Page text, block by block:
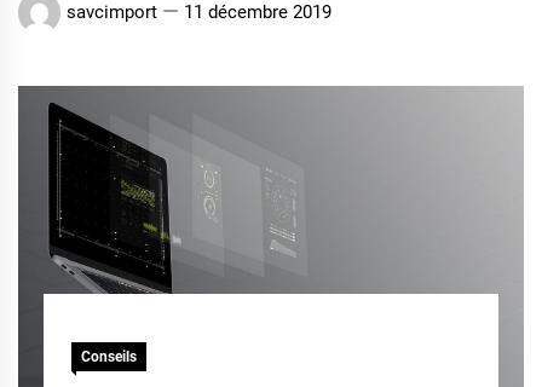
savcimport 11 décembre 2019
Conseils